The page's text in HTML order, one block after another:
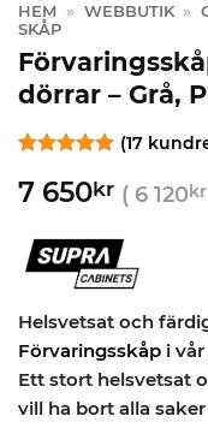
HEM » WEBBUTIK »
SKÅP
dörrar – Grå,
av 5
(17
7 650kr ( 6 120kr
Helsvetsat och
Förvaringsskåp i
Ett stort helsvetsat
vill ha bort alla